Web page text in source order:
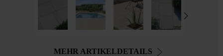
MEHR ARTIKELDETAILS